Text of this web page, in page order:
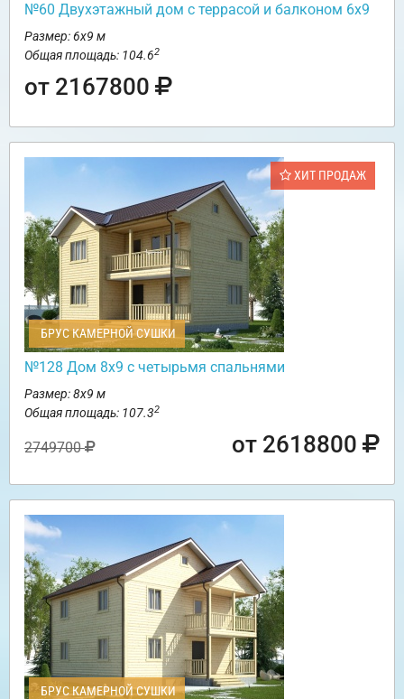
№60 Двухэтажный дом с террасой и балконом 6х9
Размер: 6х9 м
Общая площадь: 104.62
от 2167800
ХИТ ПРОДАЖ
БРУС КАМЕРНОЙ СУШКИ
№128 Дом 8х9 с четырьмя спальнями
Размер: 8х9 м
Общая площадь: 107.32
2749700 от 2618800
БРУС КАМЕРНОЙ СУШКИ